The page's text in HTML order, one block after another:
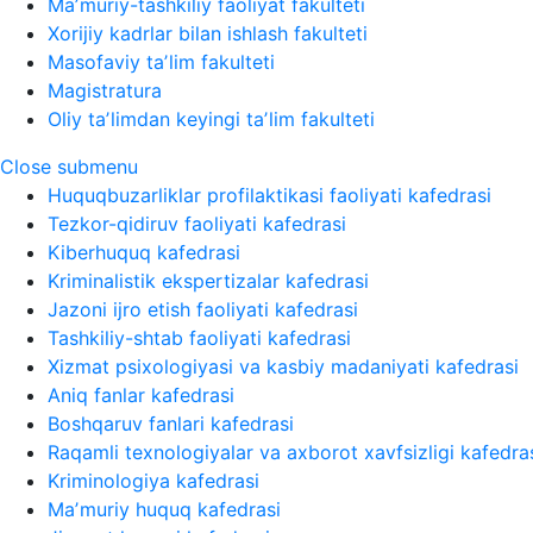
Maʼmuriy-tashkiliy faoliyat fakulteti
Xorijiy kadrlar bilan ishlash fakulteti
Masofaviy taʼlim fakulteti
Magistratura
Oliy taʼlimdan keyingi taʼlim fakulteti
Close submenu
Huquqbuzarliklar profilaktikasi faoliyati kafedrasi
Tezkor-qidiruv faoliyati kafedrasi
Kiberhuquq kafedrasi
Kriminalistik ekspertizalar kafedrasi
Jazoni ijro etish faoliyati kafedrasi
Tashkiliy-shtab faoliyati kafedrasi
Xizmat psixologiyasi va kasbiy madaniyati kafedrasi
Aniq fanlar kafedrasi
Boshqaruv fanlari kafedrasi
Raqamli texnologiyalar va axborot xavfsizligi
Kriminologiya kafedrasi
Maʼmuriy huquq kafedrasi